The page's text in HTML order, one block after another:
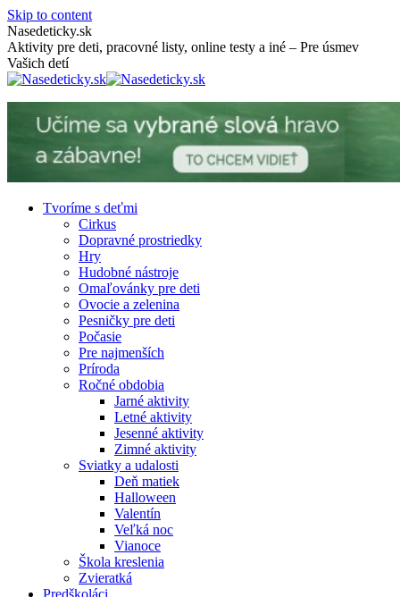
Skip to content
Nasedeticky.sk
Aktivity pre deti, pracovné listy, online testy a iné – Pre úsmev
Vašich detí
Tvoríme s deťmi
Cirkus
Dopravné prostriedky
Hry
Hudobné nástroje
Omaľovánky pre deti
Ovocie a zelenina
Pesničky pre deti
Počasie
Pre najmenších
Príroda
Ročné obdobia
Jarné aktivity
Letné aktivity
Jesenné aktivity
Zimné aktivity
Sviatky a udalosti
Deň matiek
Halloween
Valentín
Veľká noc
Vianoce
Škola kreslenia
Zvieratká
Predškoláci